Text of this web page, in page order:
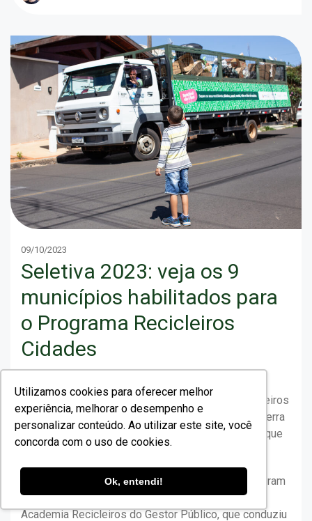
Utilizamos cookies para oferecer melhor
experiência, melhorar o desempenho e
personalizar conteúdo. Ao utilizar este site, você
concorda com o uso de cookies.
Ok, entendi!
09/10/2023
Seletiva 2023: veja os 9
municípios habilitados para
o Programa Recicleiros
Cidades
O Instituto Recicleiros anunciou os 9 municípios
habilitados que podem integrar o Programa Recicleiros
Cidades a partir de 2024. A divulgação da lista encerra
a quinta e última fase do processo seletivo 2023, que
Ao longo dos últimos meses, os municípios passaram
por um longo processo de qualificação junto à
Academia Recicleiros do Gestor Público, que conduziu